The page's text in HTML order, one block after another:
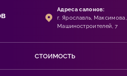
Адреса салонов:
г. Ярославль,
Машиностроителей, 7
СТОИМОСТЬ